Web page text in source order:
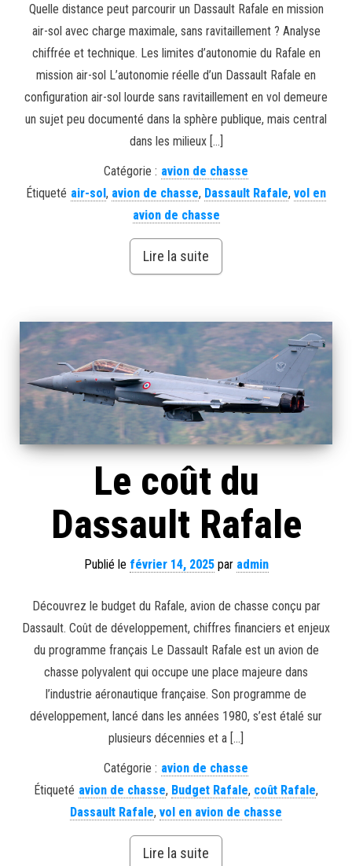
Quelle distance peut parcourir un Dassault Rafale en mission
air-sol avec charge maximale, sans ravitaillement ? Analyse
chiffrée et technique. Les limites d’autonomie du Rafale en
mission air-sol L’autonomie réelle d’un Dassault Rafale en
configuration air-sol lourde sans ravitaillement en vol demeure
un sujet peu documenté dans la sphère publique, mais central
dans les milieux […]
Catégorie : avion de chasse
Étiqueté air-sol, avion de chasse, Dassault Rafale, vol en
avion de chasse
Lire la suite
Le coût du
Dassault Rafale
Publié le février 14, 2025par admin
Découvrez le budget du Rafale, avion de chasse conçu par
Dassault. Coût de développement, chiffres financiers et enjeux
du programme français Le Dassault Rafale est un avion de
chasse polyvalent qui occupe une place majeure dans
l’industrie aéronautique française. Son programme de
développement, lancé dans les années 1980, s’est étalé sur
plusieurs décennies et a […]
Catégorie : avion de chasse
Étiqueté avion de chasse, Budget Rafale, coût Rafale,
Dassault Rafale, vol en avion de chasse
Lire la suite